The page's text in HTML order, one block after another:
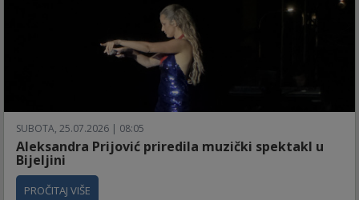
SUBOTA, 25.07.2026 | 08:05
Aleksandra Prijović priredila muzički spektakl u
Bijeljini
PROČITAJ VIŠE